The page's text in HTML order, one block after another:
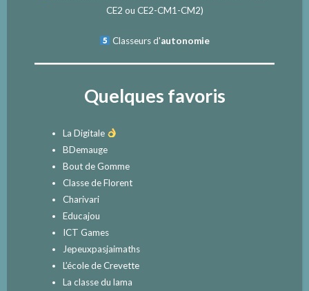
CE2 ou CE2-CM1-CM2)
Classeurs d'autonomie
Quelques favoris
La Digitale
BDemauge
Bout de Gomme
Classe de Florent
Charivari
Educajou
ICT Games
Jepeuxpasjaimaths
L’école de Crevette
La classe du lama